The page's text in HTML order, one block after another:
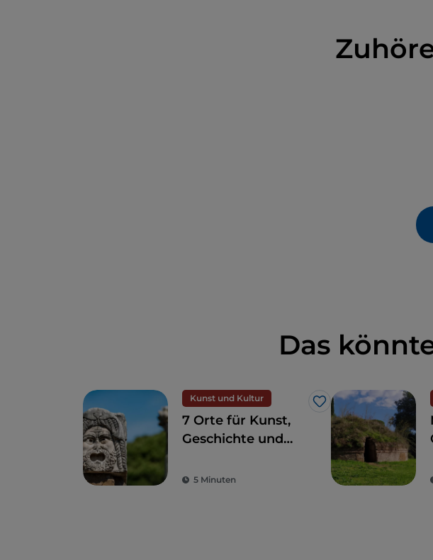
Das
Kunst und Kultur
Like
7 Orte für Kunst,
Geschichte und
von Rom entfernt
5 Minuten